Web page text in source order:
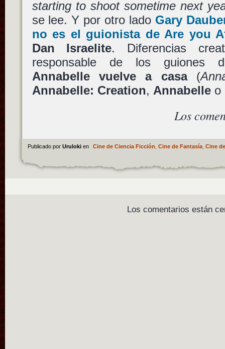
starting to shoot sometime next
se lee. Y por otro lado Gary
no es el guionista de Are you
Dan Israelite. Diferencias
responsable de los
Annabelle vuelve a casa(
Annabelle: Creation, Annabelleo
Los
Publicado por Uruloki en Cine de Ciencia Ficción Cine de Fantasía, Cine
Los comentarios están